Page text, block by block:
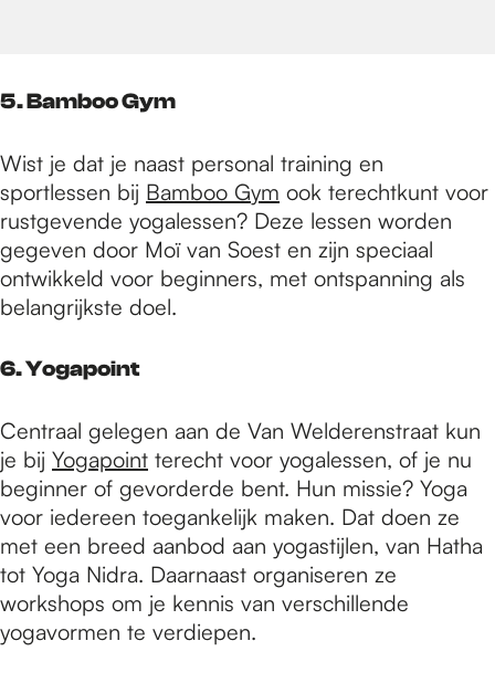
5. Bamboo Gym
Wist je dat je naast personal training en
sportlessen bij Bamboo Gym ook terechtkunt voor
rustgevende yogalessen? Deze lessen worden
gegeven door Moï van Soest en zijn speciaal
ontwikkeld voor beginners, met ontspanning als
belangrijkste doel.
6. Yogapoint
Centraal gelegen aan de Van Welderenstraat kun
je bij Yogapoint terecht voor yogalessen, of je nu
beginner of gevorderde bent. Hun missie? Yoga
voor iedereen toegankelijk maken. Dat doen ze
met een breed aanbod aan yogastijlen, van Hatha
tot Yoga Nidra. Daarnaast organiseren ze
workshops om je kennis van verschillende
yogavormen te verdiepen.